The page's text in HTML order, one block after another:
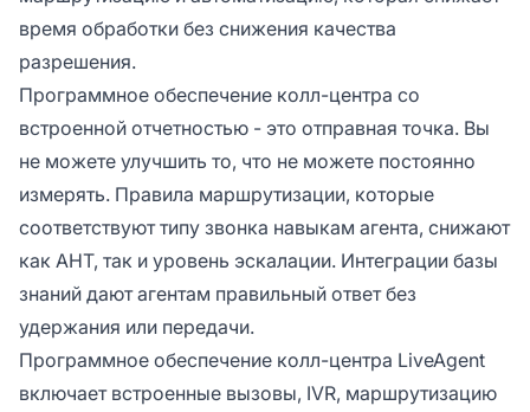
время обработки без снижения качества
разрешения.
Программное обеспечение колл-центра со
встроенной отчетностью - это отправная точка. Вы
не можете улучшить то, что не можете постоянно
измерять. Правила маршрутизации, которые
соответствуют типу звонка навыкам агента, снижают
как AHT, так и уровень эскалации. Интеграции базы
знаний дают агентам правильный ответ без
удержания или передачи.
Программное обеспечение колл-центра LiveAgent
включает встроенные вызовы, IVR, маршрутизацию